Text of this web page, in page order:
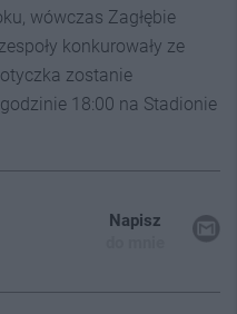
wówczas Zagłębie
konkurowały ze
zostanie
18:00 na Stadionie
Napisz